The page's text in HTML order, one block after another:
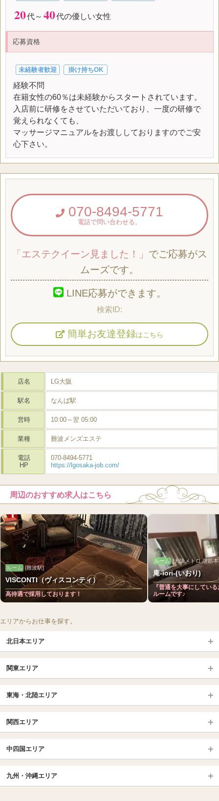
20代～ 40代の優しい女性
応募資格
未経験者歓迎 掛け持ちOK
経験不問
在籍女性の60％は未経験からスタートされています。
入店前に研修をさせていただいており、一度の研修で
覚えられなくても、
マッサージマニュアルをお渡ししておりますのでご安
心下さい。
070-8494-5771
電話で問い合わせる。
「エステクイーン見ました！」 でご応募がス
ムーズです。
LINE応募ができます。
簡単お友達登録はこちら
店名 LG大阪
駅名 なんば駅
営時 10:00～翌 05:00
業種 難波メンズエステ
電話
HP
070-8494-5771
https://lgosaka-job.com/
周辺のおすすめ求人はこちら
ルーム [難波駅]
VISCONTI（ヴィスコンティ）
高待遇で採用しております！
ルーム [大阪メトロ 堺筋
庵-iori-(いおり)
『普通を大事にしてい
ルームです♪
エリアからお仕事を探す。
北日本エリア
北海道（札幌・旭川・函館）
青森
岩手 (盛岡・北上)
福島 (いわき・郡山)
山形
長野・松本・上田
群馬（伊勢崎・高崎・前橋）
関東エリア
大宮・浦和・川口
越谷・春日部
千葉TOP
松戸・柏
池袋・大塚
新宿
東海・北陸エリア
愛知（名古屋）
岐阜県
北陸
名古屋TOP
関西エリア
京都駅・伏見区
烏丸御池駅
四条烏丸・河原町・祇園四条
三条・京都市役所前
中四国エリア
広島
岡山
九州・沖縄エリア